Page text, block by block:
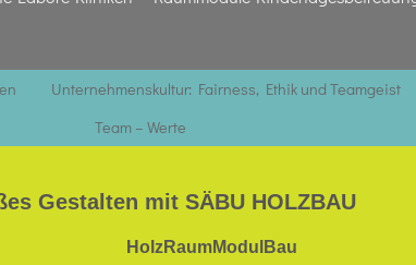
Unternehmenskultur: Fairness, Ethik und Teamgeist
Team – Werte
Gestalten mit SÄBU HOLZBAU
HolzRaumModulBau